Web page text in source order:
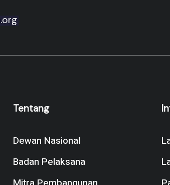
Tentang
Dewan Nasional
Badan Pelaksana